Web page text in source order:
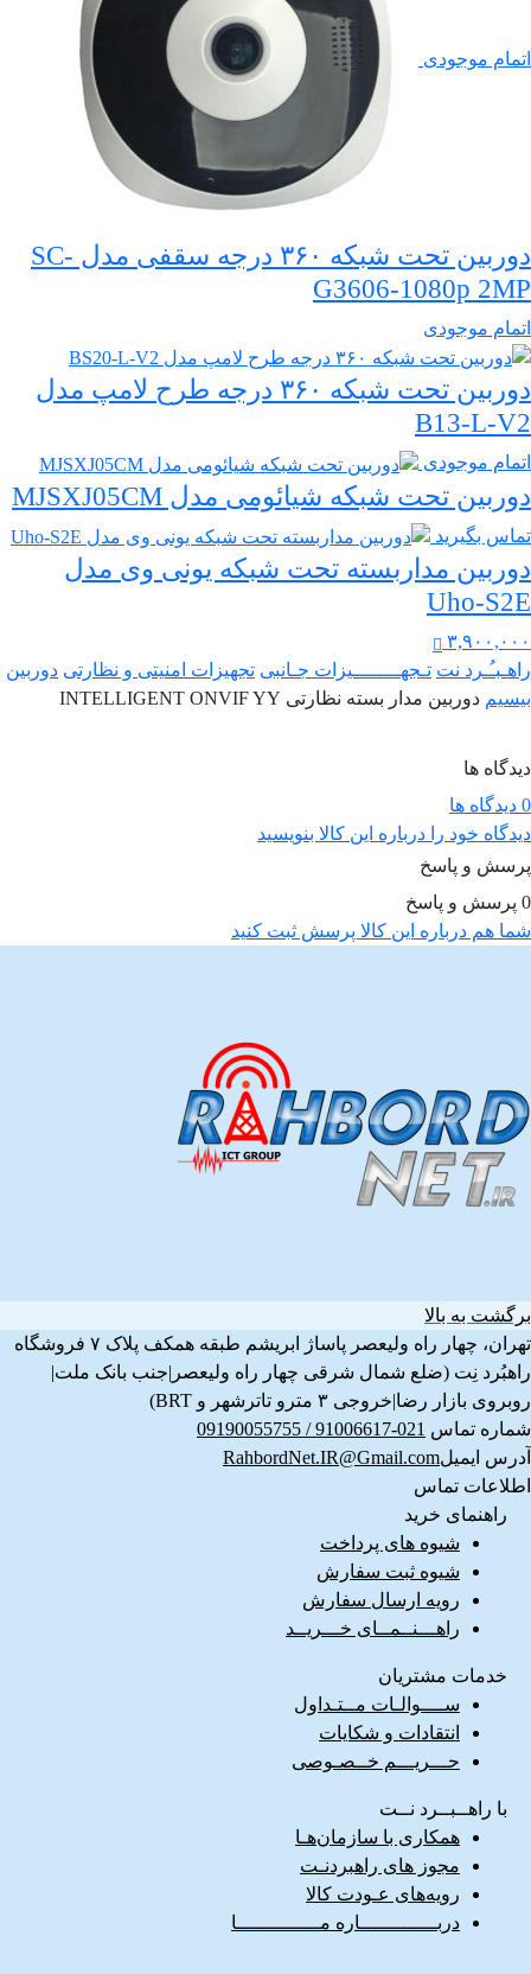
اتمام موجودی
دوربین تحت شبکه ۳۶۰ درجه سقفی مدل SC-
G3606-1080p 2MP
اتمام موجودی
دوربین تحت شبکه ۳۶۰ درجه طرح لامپ مدل
B13-L-V2
اتمام موجودی
دوربین تحت شبکه شیائومی مدل MJSXJ05CM
تماس بگیرید
دوربین مداربسته تحت شبکه یونی‌ وی مدل
Uho-S2E
۳,۹۰۰,۰۰۰
راهـبـُـرد نت تـجهــــــــیزات جـانبی تجهیزات امنیتی و نظارتی دوربین
بیسیم دوربین مدار بسته نظارتی INTELLIGENT ONVIF YY
دیدگاه ها
0 دیدگاه ها
دیدگاه خود را درباره این کالا بنویسید
پرسش و پاسخ
0 پرسش و پاسخ
شما هم درباره این کالا پرسش ثبت کنید
برگشت به بالا
تهران، چهار راه ولیعصر پاساژ ابریشم طبقه همکف پلاک ۷ فروشگاه
راهبُرد نِت (ضلع شمال شرقی چهار راه ولیعصر|جنب بانک ملت|
روبروی بازار رضا|خروجی ۳ مترو تاترشهر و BRT)‎‎
شماره تماس 021-91006617 / 09190055755
آدرس ایمیلRahbordNet.IR@Gmail.com
اطلاعات تماس
راهنمای خرید
شیوه های پرداخت
شیوه ثبت سفارش
رویه ارسال سفارش
راهـــنــمــای خـــریــد
خدمات مشتریان
ســــوالـات مــتـداول
انتقادات و شکایات
حـــریـــم خــصـوصی
با راهــبــرد نــت
همکاری با سازمان‌هـا
مجوز های راهبردنـت
رویه‌های عـودت کالا
دربـــــــــــــاره مــــــــــــــا